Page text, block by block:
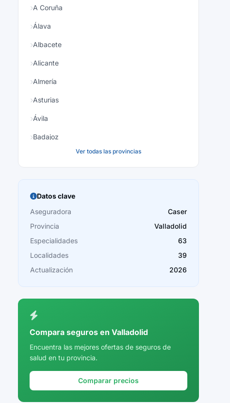
A Coruña
Álava
Albacete
Alicante
Almería
Asturias
Ávila
Badajoz
Burgos
Cáceres
Cádiz
Cantabria
Castellón
Córdoba
Cuenca
Girona
Ver todas las provincias
Datos clave
Aseguradora
Caser
Provincia
Valladolid
Especialidades
63
Localidades
39
Actualización
2026
Compara seguros en Valladolid
Encuentra las mejores ofertas de seguros de
salud en tu provincia.
Comparar precios